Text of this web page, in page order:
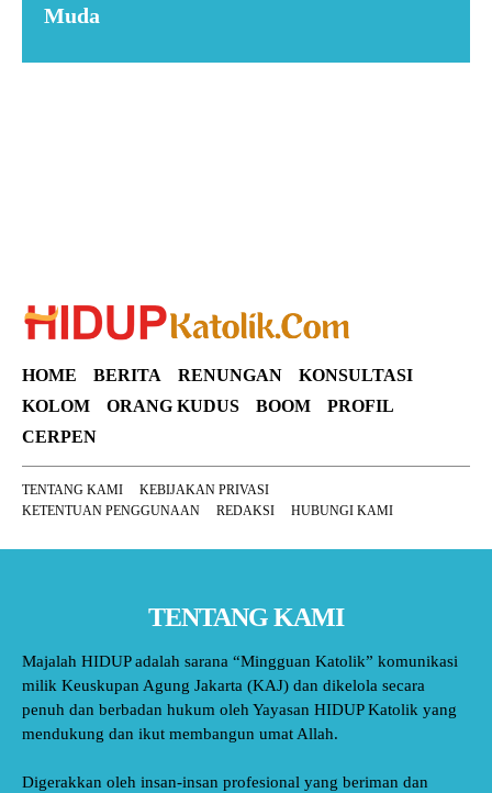
Muda
HOME BERITA RENUNGAN
KONSULTASI
KOLOM
ORANG KUDUS BOOM
PROFIL
CERPEN
TENTANG KAMI
KEBIJAKAN PRIVASI
KETENTUAN PENGGUNAAN
REDAKSI HUBUNGI KAMI
TENTANG KAMI
Majalah HIDUP adalah sarana “Mingguan Katolik” komunikasi
milik Keuskupan Agung Jakarta (KAJ) dan dikelola secara
penuh dan berbadan hukum oleh Yayasan HIDUP Katolik yang
mendukung dan ikut membangun umat Allah.
Digerakkan oleh insan-insan profesional yang beriman dan